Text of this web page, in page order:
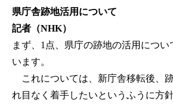
県庁舎跡地活用について
記者（NHK）
まず、1点、県庁の跡地の活用につ
います。
これについては、新庁舎移転後、
れ目なく着手したいというふうに方